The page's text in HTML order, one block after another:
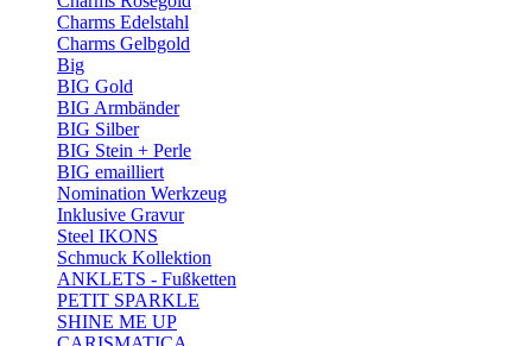
Charms Edelstahl
Charms Gelbgold
Big
BIG Gold
BIG Armbänder
BIG Silber
BIG Stein + Perle
BIG emailliert
Nomination Werkzeug
Inklusive Gravur
Steel IKONS
Schmuck Kollektion
ANKLETS - Fußketten
PETIT SPARKLE
SHINE ME UP